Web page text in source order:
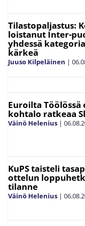
Tilastopaljastus:
loistanut Inter-
yhdessä
kärkeä
Juuso Kilpeläinen |
Euroilta Töölössä
kohtalo ratkeaa
Väinö Helenius |
KuPS taisteli
ottelun
tilanne
Väinö Helenius |